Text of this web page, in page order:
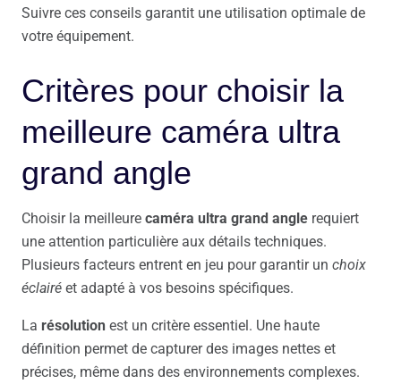
Suivre ces conseils garantit une utilisation optimale de
votre équipement.
Critères pour choisir la
meilleure caméra ultra
grand angle
Choisir la meilleure caméra ultra grand angle requiert
une attention particulière aux détails techniques.
Plusieurs facteurs entrent en jeu pour garantir un choix
éclairé et adapté à vos besoins spécifiques.
La résolution est un critère essentiel. Une haute
définition permet de capturer des images nettes et
précises, même dans des environnements complexes.